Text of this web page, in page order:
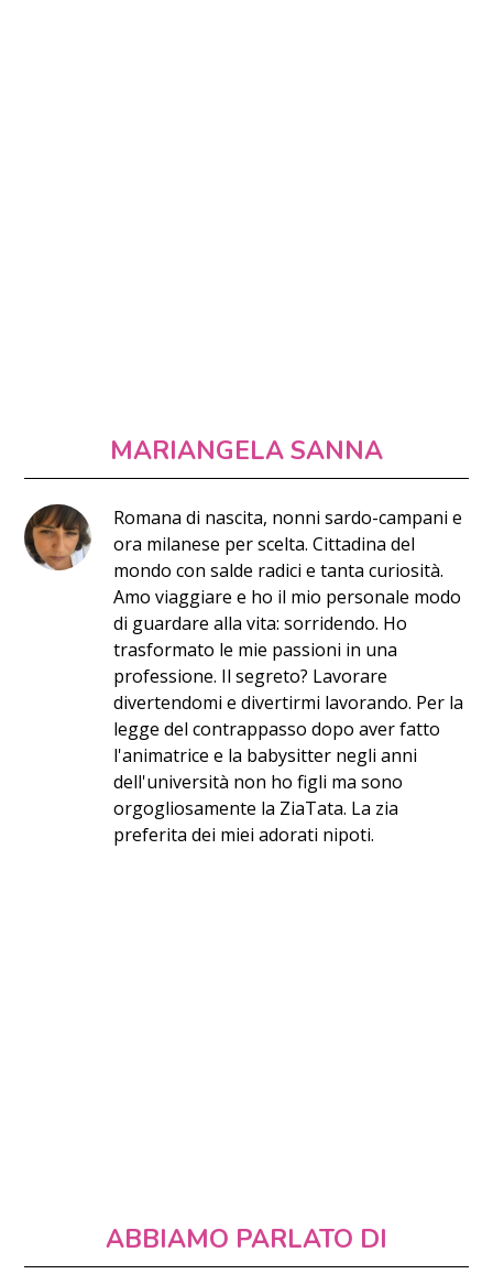
MARIANGELA SANNA
Romana di nascita, nonni sardo-campani e
ora milanese per scelta. Cittadina del
mondo con salde radici e tanta curiosità.
Amo viaggiare e ho il mio personale modo
di guardare alla vita: sorridendo. Ho
trasformato le mie passioni in una
professione. Il segreto? Lavorare
divertendomi e divertirmi lavorando. Per la
legge del contrappasso dopo aver fatto
l'animatrice e la babysitter negli anni
dell'università non ho figli ma sono
orgogliosamente la ZiaTata. La zia
preferita dei miei adorati nipoti.
ABBIAMO PARLATO DI